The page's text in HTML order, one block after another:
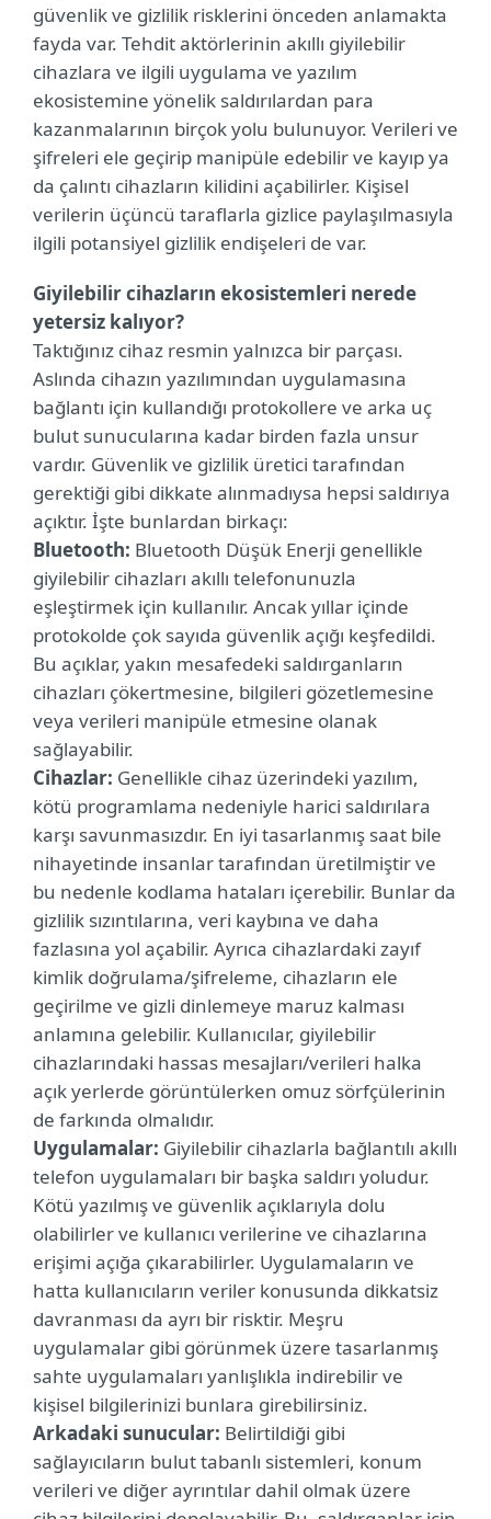
güvenlik ve gizlilik risklerini önceden anlamakta
fayda var. Tehdit aktörlerinin akıllı giyilebilir
cihazlara ve ilgili uygulama ve yazılım
ekosistemine yönelik saldırılardan para
kazanmalarının birçok yolu bulunuyor. Verileri ve
şifreleri ele geçirip manipüle edebilir ve kayıp ya
da çalıntı cihazların kilidini açabilirler. Kişisel
verilerin üçüncü taraflarla gizlice paylaşılmasıyla
ilgili potansiyel gizlilik endişeleri de var.
Giyilebilir cihazların ekosistemleri nerede
yetersiz kalıyor?
Taktığınız cihaz resmin yalnızca bir parçası.
Aslında cihazın yazılımından uygulamasına
bağlantı için kullandığı protokollere ve arka uç
bulut sunucularına kadar birden fazla unsur
vardır. Güvenlik ve gizlilik üretici tarafından
gerektiği gibi dikkate alınmadıysa hepsi saldırıya
açıktır. İşte bunlardan birkaçı:
Bluetooth: Bluetooth Düşük Enerji genellikle
giyilebilir cihazları akıllı telefonunuzla
eşleştirmek için kullanılır. Ancak yıllar içinde
protokolde çok sayıda güvenlik açığı keşfedildi.
Bu açıklar, yakın mesafedeki saldırganların
cihazları çökertmesine, bilgileri gözetlemesine
veya verileri manipüle etmesine olanak
sağlayabilir.
Cihazlar: Genellikle cihaz üzerindeki yazılım,
kötü programlama nedeniyle harici saldırılara
karşı savunmasızdır. En iyi tasarlanmış saat bile
nihayetinde insanlar tarafından üretilmiştir ve
bu nedenle kodlama hataları içerebilir. Bunlar da
gizlilik sızıntılarına, veri kaybına ve daha
fazlasına yol açabilir. Ayrıca cihazlardaki zayıf
kimlik doğrulama/şifreleme, cihazların ele
geçirilme ve gizli dinlemeye maruz kalması
anlamına gelebilir. Kullanıcılar, giyilebilir
cihazlarındaki hassas mesajları/verileri halka
açık yerlerde görüntülerken omuz sörfçülerinin
de farkında olmalıdır.
Uygulamalar: Giyilebilir cihazlarla bağlantılı akıllı
telefon uygulamaları bir başka saldırı yoludur.
Kötü yazılmış ve güvenlik açıklarıyla dolu
olabilirler ve kullanıcı verilerine ve cihazlarına
erişimi açığa çıkarabilirler. Uygulamaların ve
hatta kullanıcıların veriler konusunda dikkatsiz
davranması da ayrı bir risktir. Meşru
uygulamalar gibi görünmek üzere tasarlanmış
sahte uygulamaları yanlışlıkla indirebilir ve
kişisel bilgilerinizi bunlara girebilirsiniz.
Arkadaki sunucular: Belirtildiği gibi
sağlayıcıların bulut tabanlı sistemleri, konum
verileri ve diğer ayrıntılar dahil olmak üzere